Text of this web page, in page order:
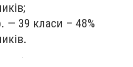
— 39 класи – 48%